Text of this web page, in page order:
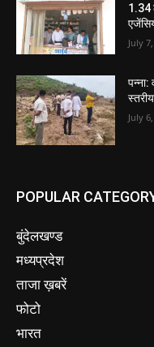
1.34
July
July
POPULAR
बुंदेलखण्ड
मध्यप्रदेश
ताजा ख़बरें
फोटो
भारत